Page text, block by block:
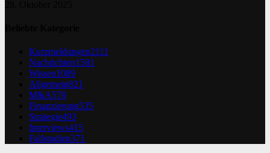
Kurzmeldungen2111
Nachrichten1581
Wissen1089
Allgemein821
M&A570
Finanzierung535
Strategie493
Interviews415
Fallstudien371